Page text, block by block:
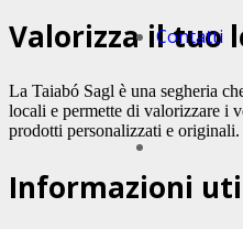
Contatti
Valorizza il tuo
La Taiabó Sagl è una segheria
locali e permette di valorizzare i
prodotti personalizzati e originali.
Informazioni